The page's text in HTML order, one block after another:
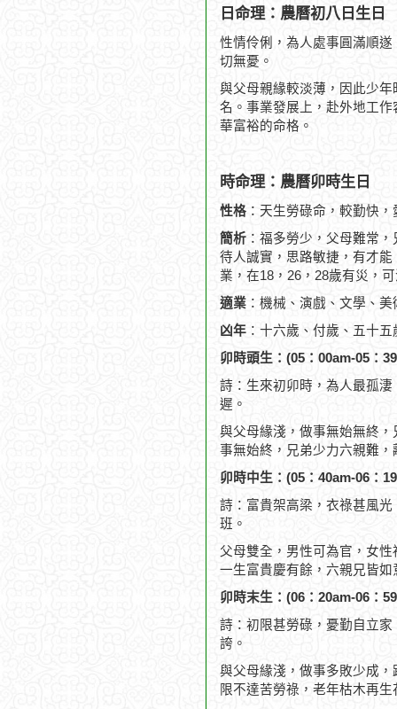
日命理：農曆初八日生日
性情伶俐，為人處事圓滿順
切無憂。
與父母親緣較淡薄，因此少
名。事業發展上，赴外地工
華富裕的命格。
時命理：農曆卯時生日
性格 ：天生勞碌命，較勤快
簡析 ：福多勞少，父母難常
待人誠實，思路敏捷，有才
業，在18，26，28歲有災，
適業 ：機械、演戲、文學、
凶年 ：十六歲、付歲、五十
卯時頭生：(05：00am-05：
詩：生來初卯時，為人最孤
遲。
與父母緣淺，做事無始無終
事無始終，兄弟少力六親難
卯時中生：(05：40am-06：
詩：富貴架高梁，衣祿甚風
班。
父母雙全，男性可為官，女
一生富貴慶有餘，六親兄皆如
卯時末生：(06：20am-06：
詩：初限甚勞碌，憂勤自立
誇。
與父母緣淺，做事多敗少成
限不達苦勞祿，老年枯木再生